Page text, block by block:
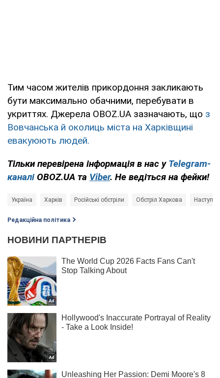
Тим часом жителів прикордоння закликають
бути максимально обачними, перебувати в
укриттях. Джерела OBOZ.UA зазначають, що з
Вовчанська й околиць міста на Харківщині
евакуюють людей.
Тільки перевірена інформація в нас у Telegram-
каналі OBOZ.UA та Viber. Не ведіться на фейки!
Україна Харків Російські обстріли Обстріл Харкова Наступ
Редакційна політика